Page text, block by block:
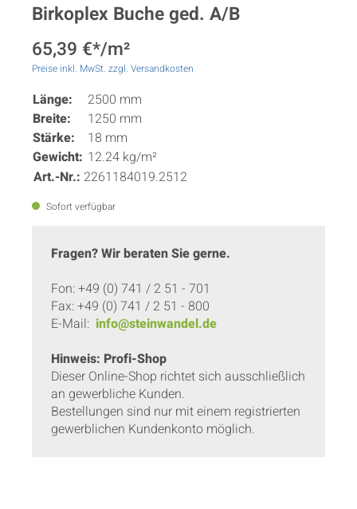
Birkoplex Buche ged. A/B
65,39 €*/m²
Preise inkl. MwSt. zzgl. Versandkosten
Länge:
2500 mm
Breite:
1250 mm
Stärke:
18 mm
Gewicht: 12.24 kg/m²
Art.-Nr.: 2261184019.2512
Sofort verfügbar
Fragen? Wir beraten Sie gerne.
Fon: +49 (0) 741 / 2 51 - 701
Fax: +49 (0) 741 / 2 51 - 800
E-Mail: info@steinwandel.de
Hinweis: Profi-Shop
Dieser Online-Shop richtet sich ausschließlich
an gewerbliche Kunden.
Bestellungen sind nur mit einem registrierten
gewerblichen Kundenkonto möglich.